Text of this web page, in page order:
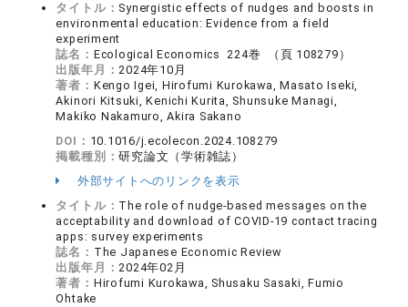
タイトル： Synergistic effects of nudges and boosts in
environmental education: Evidence from a field
experiment
誌名： Ecological Economics 224巻 （頁 108279）
出版年月：2024年10月
著者： Kengo Igei, Hirofumi Kurokawa, Masato Iseki,
Akinori Kitsuki, Kenichi Kurita, Shunsuke Managi,
Makiko Nakamuro, Akira Sakano
DOI： 10.1016/j.ecolecon.2024.108279
掲載種別：研究論文（学術雑誌）
外部サイトへのリンクを表示
タイトル： The role of nudge-based messages on the
acceptability and download of COVID-19 contact tracing
apps: survey experiments
誌名： The Japanese Economic Review
出版年月：2024年02月
著者： Hirofumi Kurokawa, Shusaku Sasaki, Fumio
Ohtake